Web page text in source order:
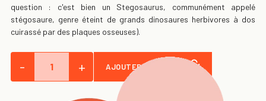
question : c'est bien un Stegosaurus, communément appelé
stégosaure, genre éteint de grands dinosaures herbivores à dos
cuirassé par des plaques osseuses).
- + AJOUTER AU PANIER